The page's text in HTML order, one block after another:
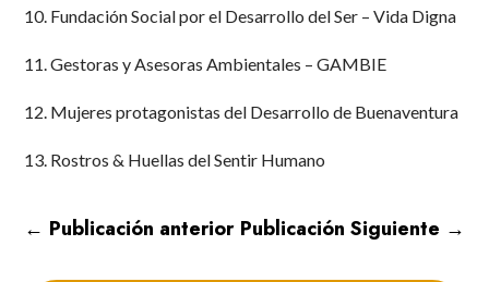
10. Fundación Social por el Desarrollo del Ser – Vida Digna
11. Gestoras y Asesoras Ambientales – GAMBIE
12. Mujeres protagonistas del Desarrollo de Buenaventura
13. Rostros & Huellas del Sentir Humano
← Publicación anterior Publicación Siguiente →